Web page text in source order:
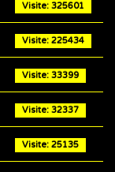
Visite: 325601
Visite: 225434
Visite: 33399
Visite: 32337
Visite: 25135